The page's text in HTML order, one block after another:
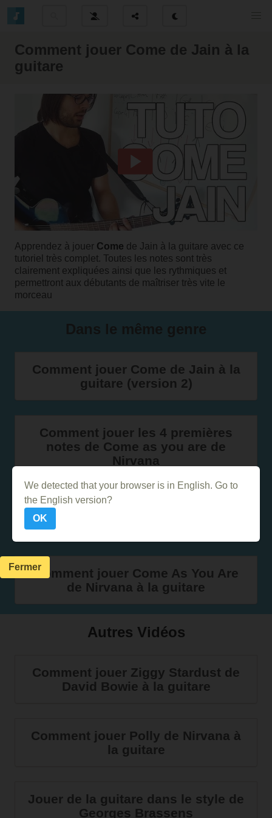
Comment jouer Come de Jain à la
guitare
Apprendez à jouer Come de Jain à la guitare avec ce
tutoriel très complet. Toutes les notes sont très
clairement expliquées ainsi que les rythmiques et
permettront aux débutants de maîtriser très vite le
morceau
Comment jouer Come de Jain à la
guitare (version 2)
Comment jouer les 4 premières
notes de Come as you are de
Nirvana
Comment jouer Alright de Jain au
Comment jouer Come As You Are
de Nirvana à la guitare
Autres Vidéos
Comment jouer Ziggy Stardust de
David Bowie à la guitare
Comment jouer Polly de Nirvana à
la guitare
Jouer de la guitare dans le style de
Georges Brassens
We detected that your browser is in English. Go to
the English version?
OK
Fermer